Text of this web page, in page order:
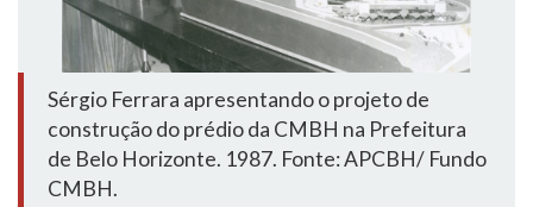
Sérgio Ferrara apresentando o projeto de
construção do prédio da CMBH na Prefeitura
de Belo Horizonte. 1987. Fonte: APCBH/ Fundo
CMBH.